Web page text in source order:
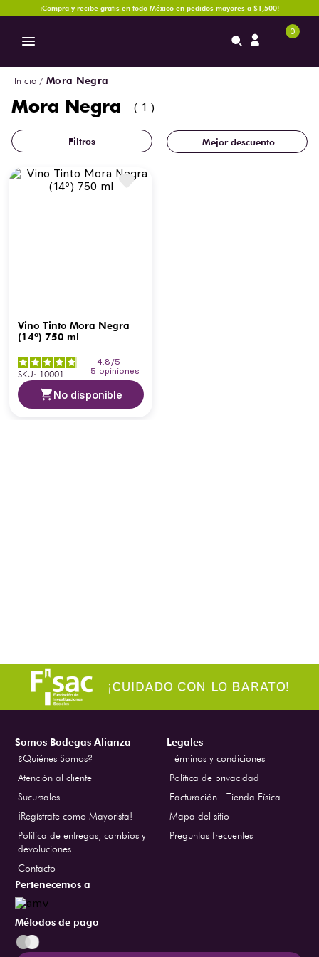
¡Compra y recibe gratis en todo México en pedidos mayores a $1,500!
0
Mora Negra
Mora Negra 1
Mejor descuento
Vino Tinto Mora Negra
(14º) 750 ml
4.8 /5
-
5 opiniones
SKU: 10001
No disponible
Somos Bodegas Alianza
¿Quiénes Somos?
Atención al cliente
Sucursales
¡Regístrate como Mayorista!
Politica de entregas, cambios y
devoluciones
Contacto
Legales
Términos y condiciones
Política de privacidad
Facturación - Tienda Física
Mapa del sitio
Preguntas frecuentes
Pertenecemos a
Métodos de pago